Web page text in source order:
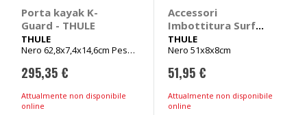
Porta kayak K-
Guard - THULE
THULE
Nero 62,8x7,4x14,6cm Peso
295,35 €
Attualmente non disponibile
online
Accessori
Imbottitura Surf
Pads M - THULE
THULE
Nero 51x8x8cm
51,95 €
Attualmente non disponibile
online